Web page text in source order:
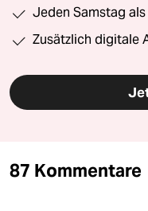
Jeden Samstag
Zusätzlich digitale
87 Kommentare